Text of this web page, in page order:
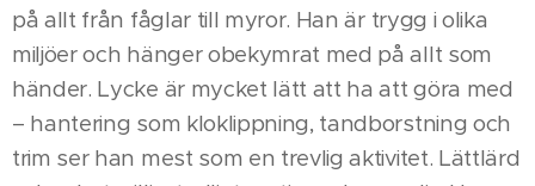
på allt från fåglar till myror. Han är trygg i olika
miljöer och hänger obekymrat med på allt som
händer. Lycke är mycket lätt att ha att göra med
– hantering som kloklippning, tandborstning och
trim ser han mest som en trevlig aktivitet. Lättlärd